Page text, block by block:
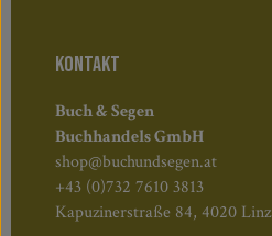
KONTAKT
Buch & Segen
Buchhandels GmbH
shop@buchundsegen.at
+43 (0)732 7610 3813
Kapuzinerstraße 84, 4020 Linz